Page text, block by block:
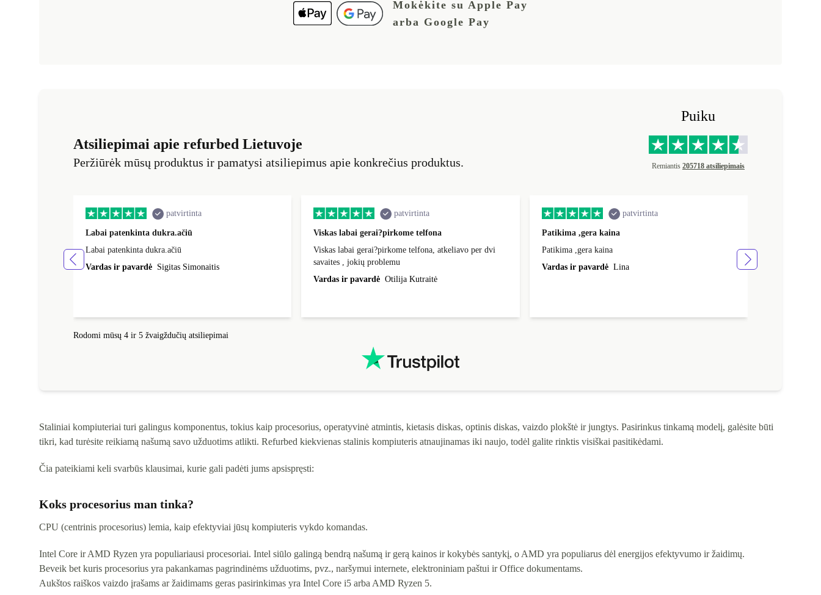
Mokėkite su Apple Pay
arba Google Pay
Atsiliepimai apie refurbed Lietuvoje
Peržiūrėk mūsų produktus ir pamatysi atsiliepimus apie konkrečius produktus.
Puiku
Remiantis 205718 atsiliepimais
patvirtinta
Labai patenkinta dukra.ačiū
Labai patenkinta dukra.ačiū
Vardas ir pavardė Sigitas Simonaitis
patvirtinta
Viskas labai gerai?pirkome telfona
Viskas labai gerai?pirkome telfona, atkeliavo per dvi
savaites , jokių problemu
Vardas ir pavardė Otilija Kutraitė
patvirtinta
Patikima ,gera kaina
Patikima ,gera kaina
Vardas ir pavardė Lina
Rodomi mūsų 4 ir 5 žvaigždučių atsiliepimai
Staliniai kompiuteriai turi galingus komponentus, tokius kaip procesorius, operatyvinė atmintis, kietasis diskas, optinis diskas, vaizdo plokštė ir jungtys. Pasirinkus tinkamą modelį, galėsite būti
tikri, kad turėsite reikiamą našumą savo užduotims atlikti. Refurbed kiekvienas stalinis kompiuteris atnaujinamas iki naujo, todėl galite rinktis visiškai pasitikėdami.
Čia pateikiami keli svarbūs klausimai, kurie gali padėti jums apsispręsti:
Koks procesorius man tinka?
CPU (centrinis procesorius) lemia, kaip efektyviai jūsų kompiuteris vykdo komandas.
Intel Core ir AMD Ryzen yra populiariausi procesoriai. Intel siūlo galingą bendrą našumą ir gerą kainos ir kokybės santykį, o AMD yra populiarus dėl energijos efektyvumo ir žaidimų.
Beveik bet kuris procesorius yra pakankamas pagrindinėms užduotims, pvz., naršymui internete, elektroniniam paštui ir Office dokumentams.
Aukštos raiškos vaizdo įrašams ar žaidimams geras pasirinkimas yra Intel Core i5 arba AMD Ryzen 5.